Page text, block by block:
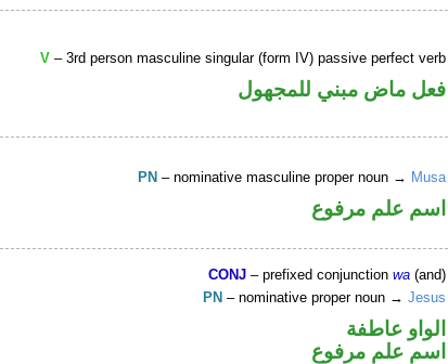
V – 3rd person masculine singular (form IV) passive perfect verb
فعل ماض مبني للمجهول
PN – nominative masculine proper noun → Musa
اسم علم مرفوع
CONJ – prefixed conjunctionwa (and)
PN – nominative proper noun →Jesus
الواو عاطفة
اسم علم مرفوع